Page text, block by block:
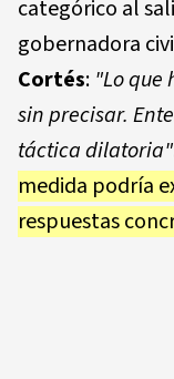
categórico al
gobernadora
Cortés: "Lo que
sin precisar.
táctica dilatoria"
medida podría
respuestas